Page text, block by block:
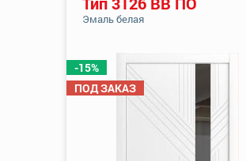
-15%
ПОД ЗАКАЗ
Эмаль белая